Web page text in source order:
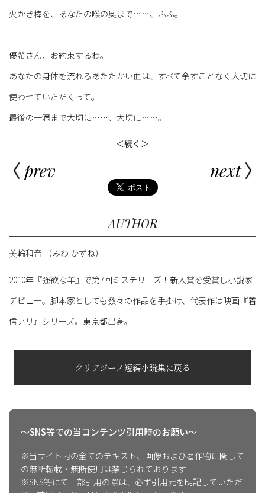
火かき棒を、あなたの喉の奥まで……、ふふ。
優希さん、お約束するわ。
あなたの身体を流れるあたたかい血は、すべて余すことなく大切に
使わせていただくって。
最後の一滴まで大切に……、大切に……。
＜続く＞
prev next
AUTHOR
美輪和音 （みわ かずね）
2010年『強欲な羊』で第7回ミステリーズ！新人賞を受賞し小説家
デビュー。脚本家としても数々の作品を手掛け、代表作は映画『着
信アリ』シリーズ。東京都出身。
クリアジーノ短編小説集に戻る
〜SNS等での当コンテンツ引用時のお願い〜
※当サイト内の全てのテキスト、画像および著作物に関して
の無断転載・無断使用は禁じられております
※SNS等にて一部引用の際は、必ず引用元を明記していただ